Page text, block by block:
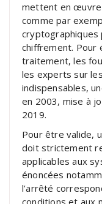
mettent en œuvre
comme par
cryptographiques
chiffrement. Pour
traitement, les
les experts sur
indispensables,
en 2003, mise à
2019.
Pour être valide,
doit strictement
applicables aux
énoncées
l’arrêté